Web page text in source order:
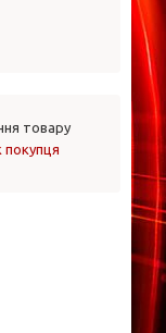
товару
покупця